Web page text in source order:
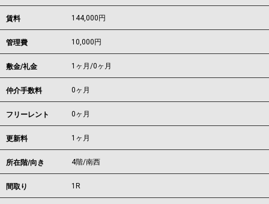
賃料 144,000 円
管理費 10,000円
敷金/礼金 1ヶ月/0ヶ月
仲介手数料 0ヶ月
フリーレント 0ヶ月
更新料 1ヶ月
所在階/向き 4階/南西
間取り 1R